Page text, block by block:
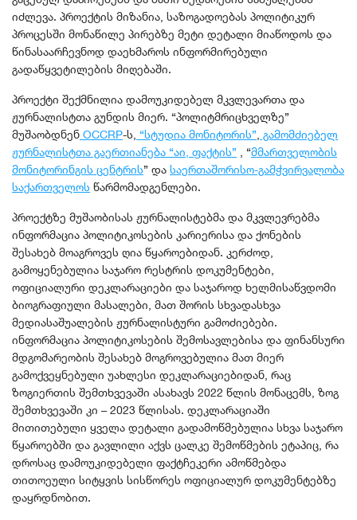
იძლევა. პროექტის მიზანია, საზოგადოებას პოლიტიკურ
პროცესში მონაწილე პირებზე მეტი დეტალი მიაწოდოს და
წინასაარჩევნოდ დაეხმაროს ინფორმირებული
გადაწყვეტილების მიღებაში.
პროექტი შექმნილია დამოუკიდებელ მკვლევართა და
ჟურნალისტთა გუნდის მიერ. “პოლიტმრიცხველზე”
მუშაობდნენ OCCRP-ს, “სტუდია მონიტორის” გამომძიებელ
ჟურნალისტთა გაერთიანება “აი, ფაქტის” , “მმართველობის
მონიტორინგის ცენტრის” და საერთაშორისო-გამჭვირვალობა
საქართველოს წარმომადგენლები.
პროექტზე მუშაობისას ჟურნალისტებმა და მკვლევრებმა
ინფორმაცია პოლიტიკოსების კარიერისა და ქონების
შესახებ მოაგროვეს ღია წყაროებიდან. კერძოდ,
გამოყენებულია საჯარო რესტრის დოკუმენტები,
ოფიციალური დეკლარაციები და საჯაროდ ხელმისაწვდომი
ბიოგრაფიული მასალები, მათ შორის სხვადასხვა
მედიასაშუალების ჟურნალისტური გამოძიებები.
ინფორმაცია პოლიტიკოსების შემოსავლებისა და ფინანსური
მდგომარეობის შესახებ მოგროვებულია მათ მიერ
გამოქვეყნებული უახლესი დეკლარაციებიდან, რაც
ზოგიერთის შემთხვევაში ასახავს 2022 წლის მონაცემს, ზოგ
შემთხვევაში კი – 2023 წლისას. დეკლარაციაში
მითითებული ყველა დეტალი გადამოწმებულია სხვა საჯარო
წყაროებში და გავლილი აქვს ცალკე შემოწმების ეტაპიც, რა
დროსაც დამოუკიდებელი ფაქტჩეკერი ამოწმებდა
თითოეული სიტყვის სისწორეს ოფიციალურ დოკუმენტებზე
დაყრდნობით.